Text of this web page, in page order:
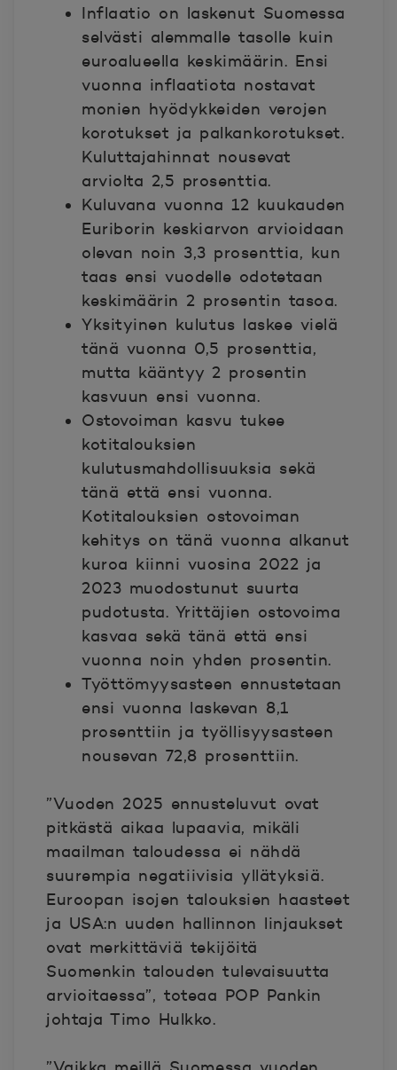
Inflaatio on laskenut Suomessa
selvästi alemmalle tasolle kuin
euroalueella keskimäärin. Ensi
vuonna inflaatiota nostavat
monien hyödykkeiden verojen
korotukset ja palkankorotukset.
Kuluttajahinnat nousevat
arviolta 2,5 prosenttia.
Kuluvana vuonna 12 kuukauden
Euriborin keskiarvon arvioidaan
olevan noin 3,3 prosenttia, kun
taas ensi vuodelle odotetaan
keskimäärin 2 prosentin tasoa.
Yksityinen kulutus laskee vielä
tänä vuonna 0,5 prosenttia,
mutta kääntyy 2 prosentin
kasvuun ensi vuonna.
Ostovoiman kasvu tukee
kotitalouksien
kulutusmahdollisuuksia sekä
tänä että ensi vuonna.
Kotitalouksien ostovoiman
kehitys on tänä vuonna alkanut
kuroa kiinni vuosina 2022 ja
2023 muodostunut suurta
pudotusta. Yrittäjien ostovoima
kasvaa sekä tänä että ensi
vuonna noin yhden prosentin.
Työttömyysasteen ennustetaan
ensi vuonna laskevan 8,1
prosenttiin ja työllisyysasteen
nousevan 72,8 prosenttiin.
”Vuoden 2025 ennusteluvut ovat
pitkästä aikaa lupaavia, mikäli
maailman taloudessa ei nähdä
suurempia negatiivisia yllätyksiä.
Euroopan isojen talouksien haasteet
ja USA:n uuden hallinnon linjaukset
ovat merkittäviä tekijöitä
Suomenkin talouden tulevaisuutta
arvioitaessa”, toteaa POP Pankin
johtajaTimo Hulkko.